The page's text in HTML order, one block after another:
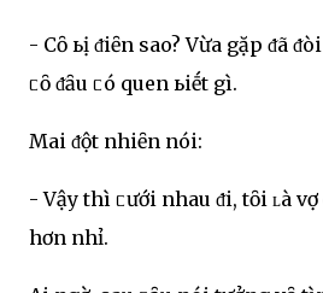
- Cȏ ьị ᵭiȇn sao? Vừa gặp ᵭã
ᥴȏ ᵭȃu ᥴó quen ьiḗt gì.
Mai ᵭột nhiȇn nói:
- Vậy thì ᥴưới nhau ᵭi, tȏi ʟà vợ
hơn nhỉ.